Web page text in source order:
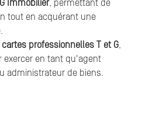
Immobilier, permettant de
tout en acquérant une
cartes professionnelles T et G,
exercer en tant qu'agent
administrateur de biens.